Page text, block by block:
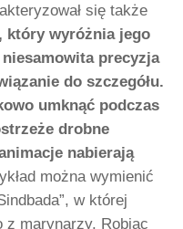
się także
który wyróżnia jego
niesamowita precyzja
do szczegółu.
umknąć podczas
drobne
nabierają
można wymienić
w której
z marynarzy. Robiąc